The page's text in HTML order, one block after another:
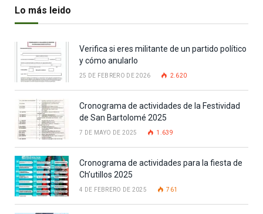
Lo más leido
Verifica si eres militante de un partido político
y cómo anularlo
25 DE FEBRERO DE 2026 2.620
Cronograma de actividades de la Festividad
de San Bartolomé 2025
7 DE MAYO DE 2025 1.639
Cronograma de actividades para la fiesta de
Ch’utillos 2025
4 DE FEBRERO DE 2025 761